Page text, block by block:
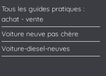
Tous les guides pratiques :
achat - vente
Voiture neuve pas chère
Voiture-diesel-neuves